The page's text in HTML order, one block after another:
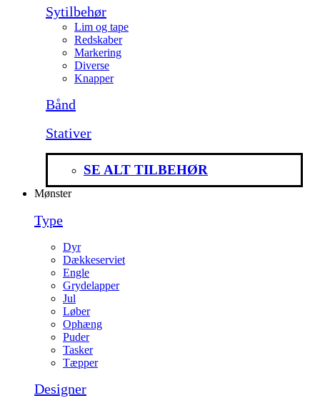
Sytilbehør
Lim og tape
Redskaber
Markering
Diverse
Knapper
Bånd
Stativer
SE ALT TILBEHØR
Mønster
Type
Dyr
Dækkeserviet
Engle
Grydelapper
Jul
Løber
Ophæng
Puder
Tasker
Tæpper
Designer